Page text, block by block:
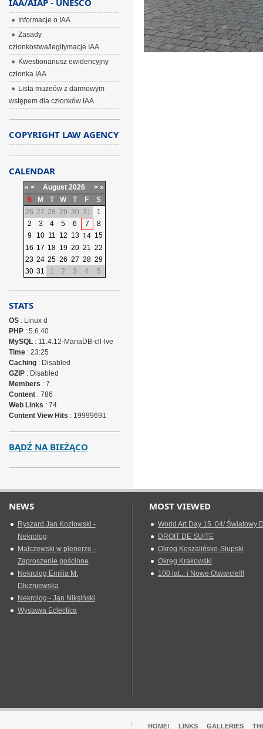
IAA/AIAP - UNESCO
Informacje o IAA
Zasady
członkostwa/legitymacje IAA
Kwestionariusz ewidencyjny
członka IAA
Lista muzeów z darmowym
wstępem dla członków IAA
COPYRIGHT LAW AGENCY
CALENDAR
« < August 2026 > »
S
M T W T F
S
26 27 28 29 30 31
1
2
3 4 5 6 7
8
9
10 11 12 13 14 15
16 17 18 19 20 21 22
23 24 25 26 27 28 29
30 31 1 2 3 4 5
STATS
OS: Linux d
PHP: 5.6.40
MySQL: 11.4.12-MariaDB-cll-lve
Time: 23:25
Caching: Disabled
GZIP: Disabled
Members : 7
Content: 786
Web Links : 74
Content View Hits : 19999691
BĄDŹ NA BIEŻĄCO
NEWS
Ryszard Jan Kozłowski -
Nekrolog
Malczewski w plenerze -
Zaproszenie gościnne
Nekrolog Emilia M.
Dłużniewska
Nekrolog - Jan Niksiński
Wystawa Eclectica
MOST VIEWED
World Art Day 15 .04/ Światowy
DROIT DE SUITE
Okreg Koszalińsko-Słupski
Okręg Krakowski
100 lat... i Nowe Otwarcie!!!
HOME! LINKS GALLERIES